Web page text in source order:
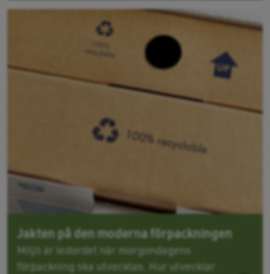
Jakten på den moderna förpackningen
Miljö är ledordet när morgondagens
förpackning ska utvecklas. Hur utvecklar